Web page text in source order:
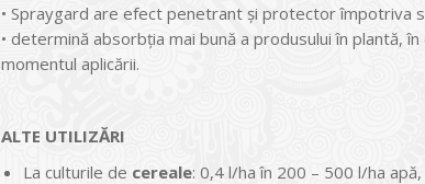
• Spraygard are efect penetrant şi protector împotriva
• determină absorbţia mai bună a produsului în plantă,
momentul aplicării.
ALTE UTILIZĂRI
La culturile de cereale: 0,4 l/ha în 200 – 500 l/ha